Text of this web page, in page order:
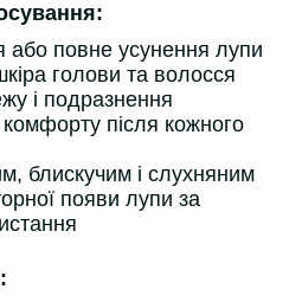
повне усунення лупи
голови та волосся
і подразнення
комфорту після кожного
блискучим і слухняним
появи лупи за